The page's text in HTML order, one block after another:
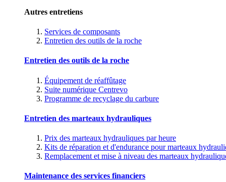
Autres entretiens
Services de composants
Entretien des outils de la roche
Entretien des outils de la roche
Équipement de réaffûtage
Suite numérique Centrevo
Programme de recyclage du carbure
Entretien des marteaux hydrauliques
Prix des marteaux hydrauliques par heure
Kits de réparation et d'endurance pour marteaux
Remplacement et mise à niveau des marteaux
Maintenance des services financiers